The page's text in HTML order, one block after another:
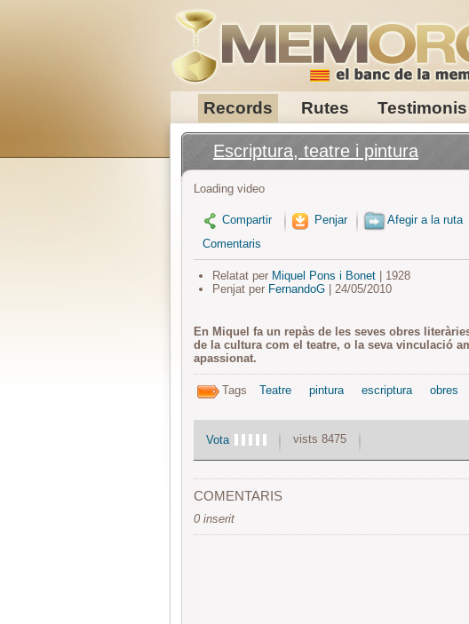
Records Rutes Testimonis
Escriptura, teatre i pintura
Loading video
Compartir Penjar Afegir a la ruta
Comentaris
Relatat per Miquel Pons i Bonet| 1928
Penjat per FernandoG| 24/05/2010
En Miquel fa un repàs de les seves obres
de la cultura com el teatre, o la seva vinculació
apassionat.
Tags Teatre pintura escriptura obres
Vota vists 8475
COMENTARIS
0 inserit